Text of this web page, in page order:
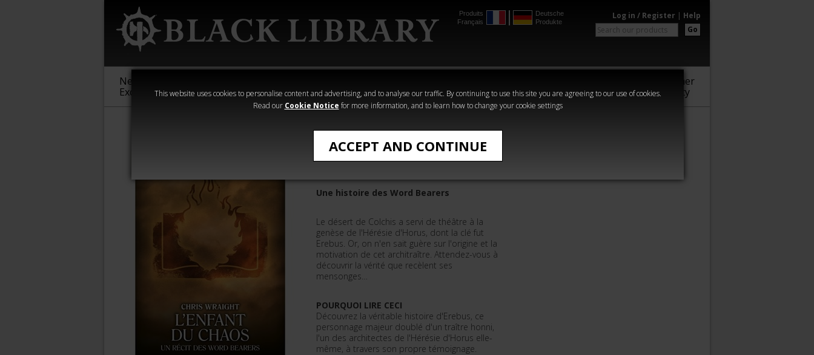
This website uses cookies to personalise content and advertising, and to analyse our traffic. By continuing to use this site you are agreeing to our use of cookies.
Read our Cookie Notice for more information, and to learn how to change your cookie settings
ACCEPT AND CONTINUE
Produits
Français
Deutsche
Produkte
Log in / Register | Help
Go
New &
Exclusive
Sigmar
40,000
Heresy
Crime
Horror
Warhammer
Community
L'Enfant du Chaos
Une histoire des Word Bearers
Le désert de Colchis a servi de théâtre à la
genèse de l'Hérésie d'Horus, dont la clé fut
Erebus. Or, on n'en sait guère sur l'origine et la
motivation de cet architraître. Attendez-vous à
découvrir la vérité que recèlent ses
mensonges…
POURQUOI LIRE CECI
Découvrez la véritable histoire d'Erebus, ce
personnage majeur doublé d'un traître honni,
l'un des architectes de l'Hérésie d'Horus elle-
même, à travers son propre témoignage.